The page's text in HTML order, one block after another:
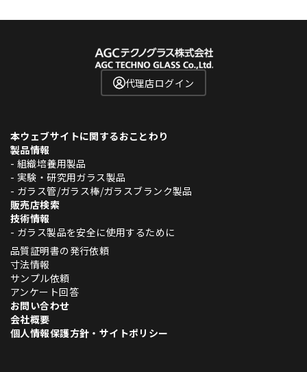
代理店ログイン
本ウェブサイトに関するおことわり
製品情報
- 組織培養用製品
- 実験・研究用ガラス製品
- ガラス管/ガラス棒/ガラスブランク製品
販売店検索
技術情報
- ガラス製品を安全に使用するために
品質証明書の発行依頼
寸法情報
サンプル依頼
アンケート回答
お問い合わせ
会社概要
個人情報保護方針・サイトポリシー